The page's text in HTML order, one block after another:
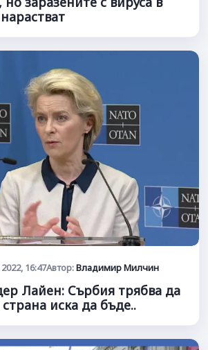
16:47Автор:Владимир Милчин
Лайен: Сърбия трябва да
иска да бъде..